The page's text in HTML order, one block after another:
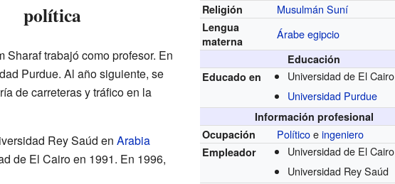
Religión Musulmán Suní
Lengua
materna
Árabe egipcio
Educación
Educado en
Universidad de El Cairo
Universidad Purdue
Información profesional
Ocupación
Políticoeingeniero
Empleador
Universidad de El Cairo
Universidad Rey Saúd
política
Sharaf trabajó como profesor. En
Purdue. Al año siguiente, se
de carreteras y tráfico en la
Rey Saúd en Arabia
de El Cairo en 1991. En 1996,